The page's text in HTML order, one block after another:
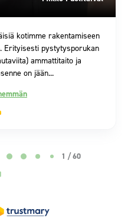
kotimme rakentamiseen
Erityisesti pystytysporukan
ammattitaito ja
on jään...
1 / 60